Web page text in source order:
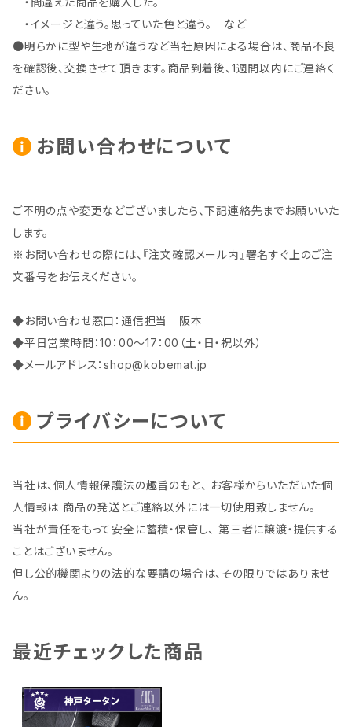
・イメージと違う。思っていた色と違う。 など
●明らかに型や生地が違うなど当社原因による場合は、商品不良
を確認後、交換させて頂きます。商品到着後、1週間以内にご連絡く
ださい。
お問い合わせについて
ご不明の点や変更などございましたら、下記連絡先までお願いいた
します。
※お問い合わせの際には、『注文確認メール内』署名すぐ上のご注
文番号をお伝えください。
◆お問い合わせ窓口：通信担当 阪本
◆平日営業時間：10：00～17：00（土・日・祝以外）
◆メールアドレス：shop@kobemat.jp
プライバシーについて
当社は、個人情報保護法の趣旨のもと、 お客様からいただいた個
人情報は 商品の発送とご連絡以外には一切使用致しません。
当社が責任をもって安全に蓄積・保管し、 第三者に譲渡・提供する
ことはございません。
但し公的機関よりの法的な要請の場合は、その限りではありませ
ん。
最近チェックした商品